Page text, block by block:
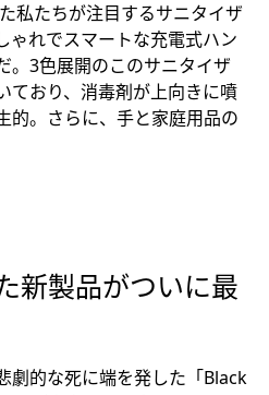
私たちが注目するサニタイザ
ゃれでスマートな充電式ハン
。3色展開のこのサニタイザ
ており、消毒剤が上向きに噴
的。さらに、手と家庭用品の
新製品がついに最
劇的な死に端を発した「Black